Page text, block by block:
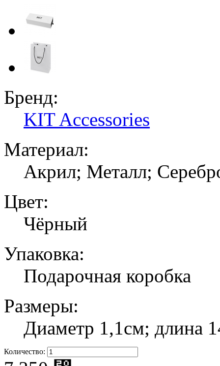
Бренд:
KIT Accessories
Материал:
Акрил; Металл;
Цвет:
Чёрный
Упаковка:
Подарочная коробка
Размеры:
Диаметр 1,1см; длина
Количество: